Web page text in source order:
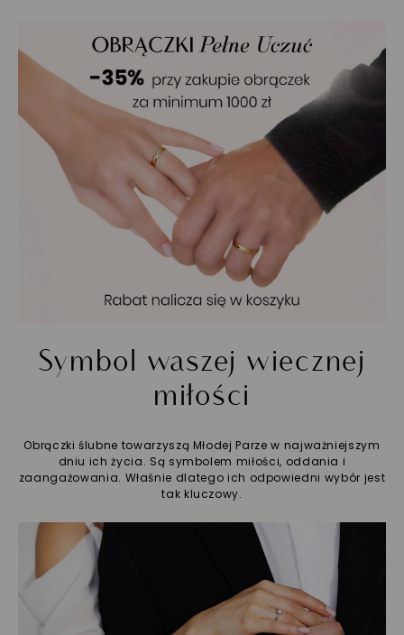
Symbol waszej wiecznej
miłości
Obrączki ślubne towarzyszą Młodej Parze w najważniejszym
dniu ich życia. Są symbolem miłości, oddania i
zaangażowania. Właśnie dlatego ich odpowiedni wybór jest
tak kluczowy.